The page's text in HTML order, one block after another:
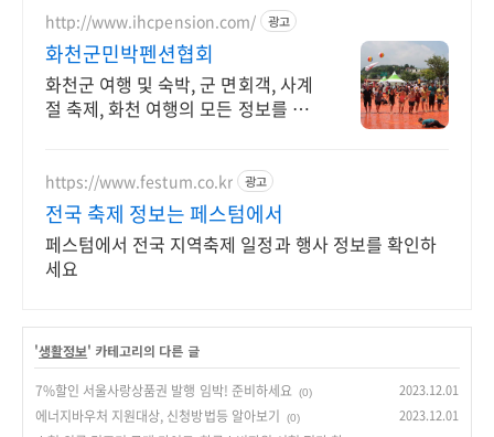
http://www.ihcpension.com/ 광고
화천군민박펜션협회
화천군 여행 및 숙박, 군 면회객, 사계
절 축제, 화천 여행의 모든 정보를 한
https://www.festum.co.kr 광고
전국 축제 정보는 페스텀에서
페스텀에서 전국 지역축제 일정과 행사 정보를 확인하
세요
'생활정보' 카테고리의 다른 글
7%할인 서울사랑상품권 발행 임박! 준비하세요 (0) 2023.12.01
에너지바우처 지원대상, 신청방법등 알아보기 (0) 2023.12.01